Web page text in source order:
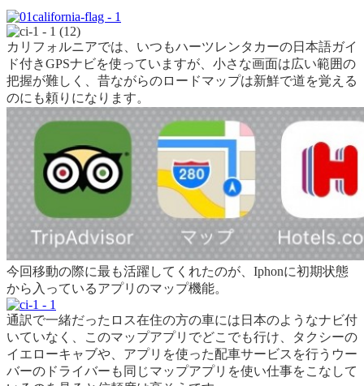
カリフォルニアでは、いつもハーツレンタカーの日本語ガイ
ド付きGPSナビを使っていますが、小さな画面は広い範囲の
把握が難しく、昔ながらのロードマップは新鮮で道を覚える
のにも頼りになります。
今回移動の際に最も活躍してくれたのが、Iphonに初期状態
から入っているアプリのマップ機能。
通訳で一緒だったロス在住の方の車には日本のようなナビ付
いていなく、このマップアプリでどこでも行け、タクシーの
イエローキャブや、アプリを使った配車サービスを行うウー
バーのドライバーも同じマップアプリを使い仕事をこなして